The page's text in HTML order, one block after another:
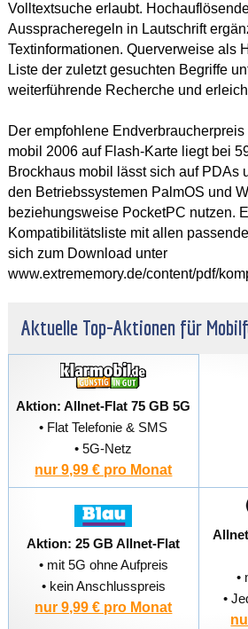
Volltextsuche erlaubt.
Ausspracheregeln in Lautschrift
Textinformationen. Querverweise als
Liste der zuletzt gesuchten Begriffe
weiterführende Recherche und
Der empfohlene
mobil 2006 auf Flash-Karte liegt bei
Brockhaus mobil lässt sich auf PDAs
den Betriebssystemen PalmOS und
beziehungsweise PocketPC nutzen.
Kompatibilitätsliste mit allen
sich zum Download unter
www.extrememory.de/content/pdf/
Aktuelle Top-Aktionen für
Aktion: Allnet-Flat 75 GB 5G
• Flat Telefonie & SMS
• 5G-Netz
nur 9,99 € pro Monat
Aktion: 25 GB Allnet-Flat
• mit 5G ohne Aufpreis
• kein Anschlusspreis
nur 9,99 € pro Monat
•
•